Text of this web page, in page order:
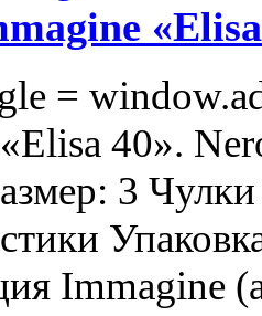
=
40».
3
Immagine